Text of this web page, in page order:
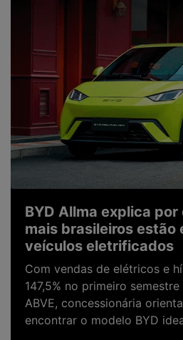
BYD Allma explica
mais brasileiros estão
veículos eletrificados
Com vendas de elétricos e
147,5% no primeiro
ABVE, concessionária
encontrar o modelo BYD